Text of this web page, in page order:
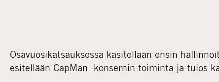
Osavuosikatsauksessa käsitellään ensin
esitellään CapMan -konsernin toiminta ja tulos